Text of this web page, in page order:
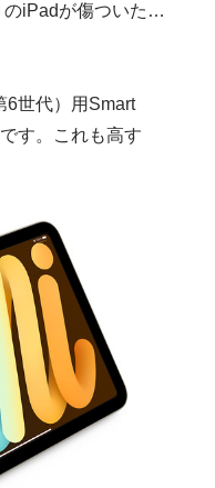
のiPadが傷ついた…
6世代）用Smart
す。これも高す